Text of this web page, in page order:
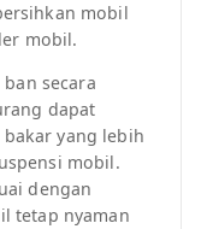
mobil
mobil.
secara
dapat
yang lebih
mobil.
dengan
tetap nyaman